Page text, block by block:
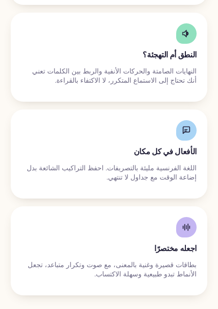
النطق أم التهجئة؟
النهايات الصامتة والحركات الأنفية والربط بين الكلمات تعني
أنك تحتاج إلى الاستماع المتكرر، لا الاكتفاء بالقراءة.
الأفعال في كل مكان
اللغة الفرنسية مليئة بالتصريفات. احفظ التراكيب الشائعة بدل
إضاعة الوقت مع جداول لا تنتهي.
اجعله مختصرًا
بطاقات قصيرة وغنية بالمعنى، مع صوت وتكرار متباعد، تجعل
الأنماط تبدو طبيعية وسهلة الاكتساب.